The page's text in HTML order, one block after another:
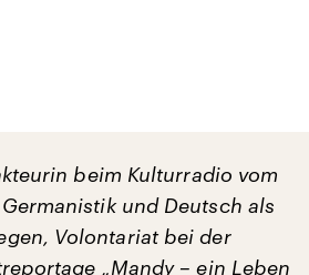
beim Kulturradio vom
und Deutsch als
Volontariat bei der
„Mandy – ein Leben